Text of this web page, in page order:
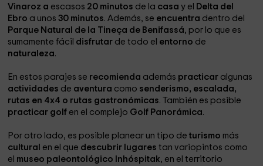
Vinaroz a escasos 20 minutos de la casay el
Delta del
Ebro a unos30 minutos. Además, se encuentra dentro del
Parque Natural de la Tineça de Benifassá, por lo que es
sumamente fácil disfrutar de todo el entorno de
naturaleza.
En estos parajes se recomienda además practicar algunas
actividades de aventura como senderismo, escalada,
rutas en 4x4 o rutas gastronómicas. También es posible
practicar golf en el complejo Golf Panorámica.
Por otro lado, es posible planear un tipo deturismo más
cultural en el que descubrir lugarestan variopintos como
el museo paleontológico Inhóspitak, en el territorio